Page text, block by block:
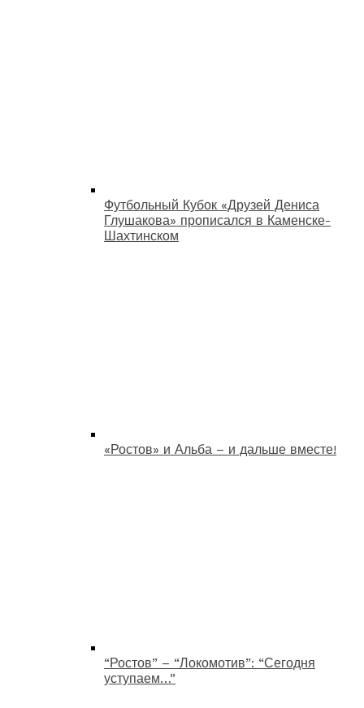
Футбольный Кубок «Друзей Дениса
Глушакова» прописался в Каменске-
Шахтинском
«Ростов» и Альба – и дальше вместе!
“Ростов” – “Локомотив”: “Сегодня
уступаем…”